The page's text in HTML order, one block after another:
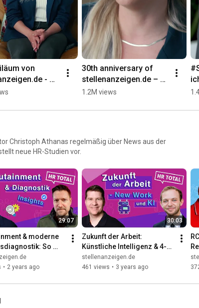
von
-
auf. Jobtitel
30th anniversary of
stellenanzeigen.de –
domain secured. The
1.2M views
Christoph Athanas regelmäßig über News aus der
neue HR-Studien vor.
29:07
& moderne
So
| Deep Dive mit Jo
• 2 years ago
30:03
Zukunft der Arbeit:
Künstliche Intelligenz & 4-
Tage-Woche 🤖 | Deep Dive
mit Prof. Roman Briker
stellenanzeigen.de
461 views • 3 years ago